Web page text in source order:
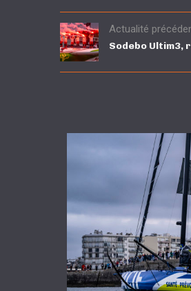
Actualité
Sodebo Ultim3,